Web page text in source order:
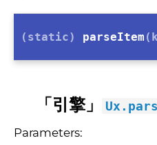
(static) parseItem
「引擎」
Parameters: